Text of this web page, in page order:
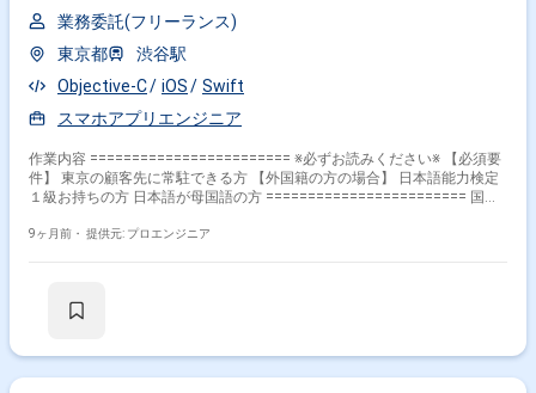
業務委託(フリーランス)
東京都
渋谷駅
Objective-C
iOS
Swift
スマホアプリエンジニア
作業内容 ======================== ※必ずお読みください※ 【必須要
件】 東京の顧客先に常駐できる方 【外国籍の方の場合】 日本語能力検定
１級お持ちの方 日本語が母国語の方 ======================== 国内
ている企業にて、今回はiOSエンジニアとしてご参画いただきます。 今回
守・運用までを含む） ・複数のプロジェクトを牽引して対応することがあ
9ヶ月前・ 提供元: プロエンジニア